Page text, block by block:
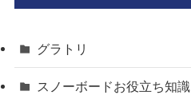
グラトリ
スノーボードお役立ち知識